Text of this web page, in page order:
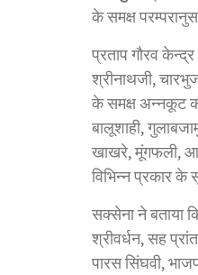
के समक्ष
प्रताप गौरव
श्रीनाथजी,
के समक्ष अन्नकूट
बालूशाही,
खाखरे, मूंगफली,
विभिन्न प्रकार
सक्सेना ने बताया
श्रीवर्धन, सह
पारस सिंघवी,